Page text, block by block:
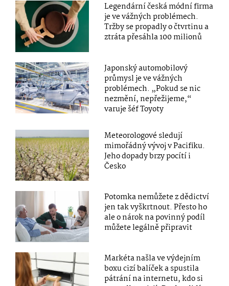
Legendární česká módní firma
je ve vážných problémech.
Tržby se propadly o čtvrtinu a
ztráta přesáhla 100 milionů
Japonský automobilový
průmysl je ve vážných
problémech. „Pokud se nic
nezmění, nepřežijeme,“
varuje šéf Toyoty
Meteorologové sledují
mimořádný vývoj v Pacifiku.
Jeho dopady brzy pocítí i
Česko
Potomka nemůžete z dědictví
jen tak vyškrtnout. Přesto ho
ale o nárok na povinný podíl
můžete legálně připravit
Markéta našla ve výdejním
boxu cizí balíček a spustila
pátrání na internetu, kdo si